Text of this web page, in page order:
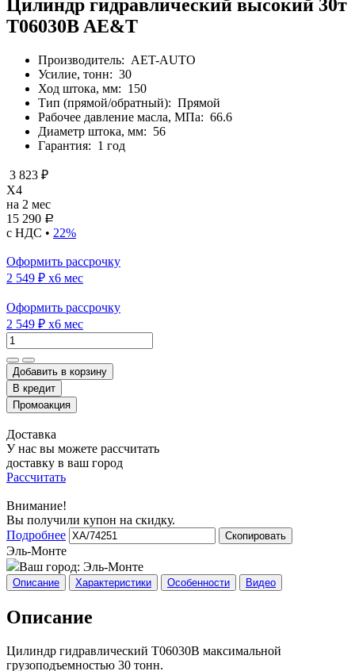
Цилиндр гидравлический высокий 30т
T06030B AE&T
Производитель: AET-AUTO
Усилие, тонн: 30
Ход штока, мм: 150
Тип (прямой/обратный): Прямой
Рабочее давление масла, МПа: 66.6
Диаметр штока, мм: 56
Гарантия: 1 год
3 823 ₽
X4
на 2 мес
15 290 Р
с НДС • 22%
Оформить рассрочку
2 549 ₽ x6 мес
Оформить рассрочку
2 549 ₽ x6 мес
Добавить в корзину
Доставка
У нас вы можете рассчитать
доставку в ваш город
Рассчитать
Внимание!
Вы получили купон на скидку.
Подробнее
Скопировать
Эль-Монте
Ваш город: Эль-Монте
Описание Характеристики Особенности Видео
Описание
Цилиндр гидравлический T06030B максимальной
грузоподъемностью 30 тонн.